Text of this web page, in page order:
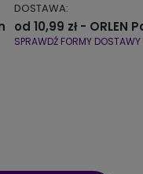
DOSTAWA:
od 10,99 zł - ORLEN
SPRAWDŹ FORMY DOSTAWY